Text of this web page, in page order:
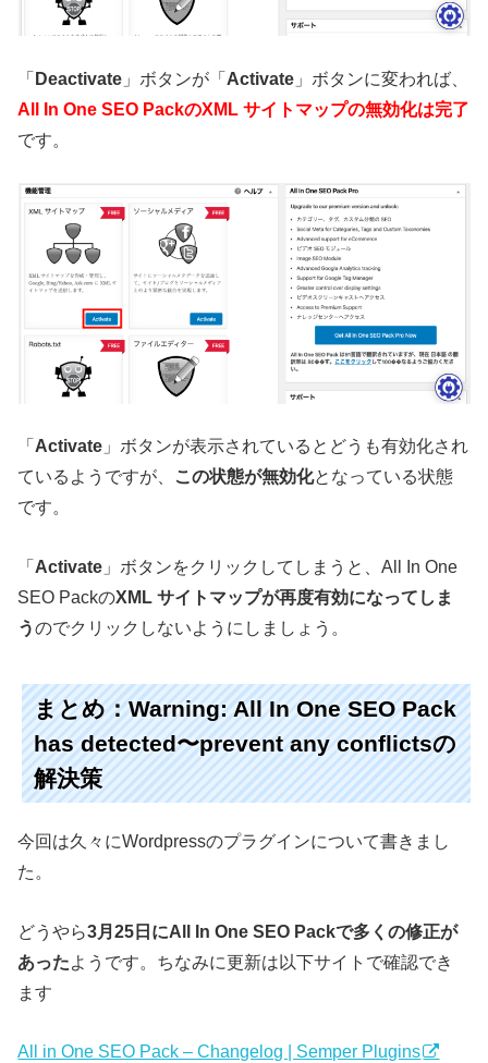
「Deactivate 」ボタンが「Activate 」ボタンに変われば、
All In One SEO PackのXML サイトマップの無効化は完了
です。
「Activate 」ボタンが表示されているとどうも有効化され
ているようですが、 この状態が無効化となっている状態
です。
「Activate 」ボタンをクリックしてしまうと、All In One
SEO PackのXML サイトマップが再度有効になってしま
うのでクリックしないようにしましょう。
まとめ：Warning: All In One SEO Pack
has detected〜prevent any conflictsの
解決策
今回は久々にWordpressのプラグインについて書きまし
た。
どうやら3月25日にAll In One SEO Packで多くの修正が
あったようです。ちなみに更新は以下サイトで確認でき
ます
All in One SEO Pack – Changelog | Semper Plugins